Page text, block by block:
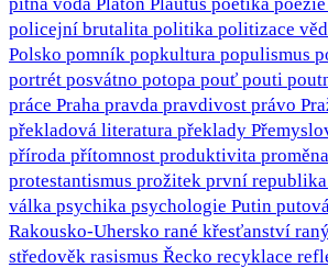
policejní brutalita politika politizace
Polsko pomník popkultura populismus
portrét posvátno potopa pouť pouti
práce Praha pravda pravdivost právo
překladová literatura překlady
příroda přítomnost produktivita proměna
protestantismus prožitek první republika
válka psychika psychologie Putin
Rakousko-Uhersko rané křesťanství
středověk rasismus Řecko recyklace